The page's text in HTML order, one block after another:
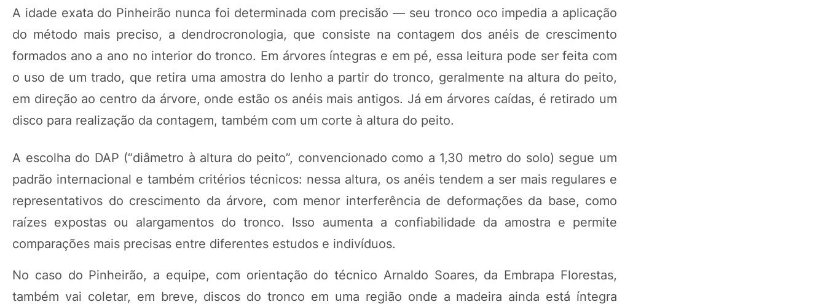
A idade exata do Pinheirão nunca foi determinada com precisão — seu tronco oco impedia a aplicação
do método mais preciso, a dendrocronologia, que consiste na contagem dos anéis de crescimento
formados ano a ano no interior do tronco. Em árvores íntegras e em pé, essa leitura pode ser feita com
o uso de um trado, que retira uma amostra do lenho a partir do tronco, geralmente na altura do peito,
em direção ao centro da árvore, onde estão os anéis mais antigos. Já em árvores caídas, é retirado um
disco para realização da contagem, também com um corte à altura do peito.
A escolha do DAP (“diâmetro à altura do peito”, convencionado como a 1,30 metro do solo) segue um
padrão internacional e também critérios técnicos: nessa altura, os anéis tendem a ser mais regulares e
representativos do crescimento da árvore, com menor interferência de deformações da base, como
raízes expostas ou alargamentos do tronco. Isso aumenta a confiabilidade da amostra e permite
comparações mais precisas entre diferentes estudos e indivíduos.
No caso do Pinheirão, a equipe, com orientação do técnico Arnaldo Soares, da Embrapa Florestas,
também vai coletar, em breve, discos do tronco em uma região onde a madeira ainda está íntegra